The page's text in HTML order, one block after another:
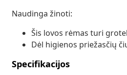
Naudinga žinoti:
Šis lovos rėmas turi
Dėl higienos priežasčių
Specifikacijos